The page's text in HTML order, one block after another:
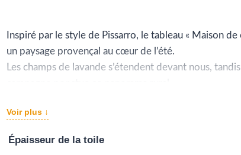
prix :
€69.99
Inspiré par le style de Pissarro, le tableau « Maison
un paysage provençal au cœur de l’été.
Les champs de lavande s’étendent devant nous,
la contemplation.
Voir plus ↓
Épaisseur de la toile